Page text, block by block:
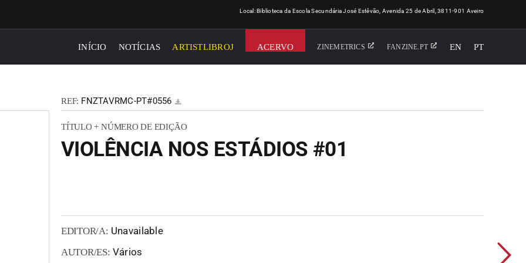
Local: Biblioteca da Escola Secundária José Estêvão, Avenida 25 de Abril, 3811-901 Aveiro
INÍCIO NOTÍCIAS ARTISTLIBROJ ACERVO ZINEMETRICS FANZINE.PT EN PT
REF: FNZTAVRMC-PT#0556
TÍTULO + NÚMERO DE EDIÇÃO
VIOLÊNCIA NOS ESTÁDIOS #01
EDITOR/A: Unavailable
AUTOR/ES: Vários